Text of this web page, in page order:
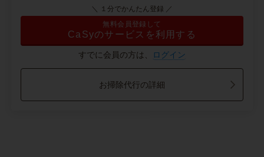
＼ １分でかんたん登録 ／
無料会員登録して
CaSyのサービスを利用する
すでに会員の方は、 ログイン
お掃除代行の詳細